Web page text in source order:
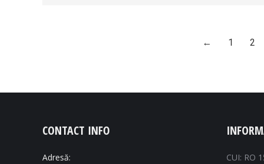
← 1 2
CONTACT INFO
Adresă:
CUI: RO